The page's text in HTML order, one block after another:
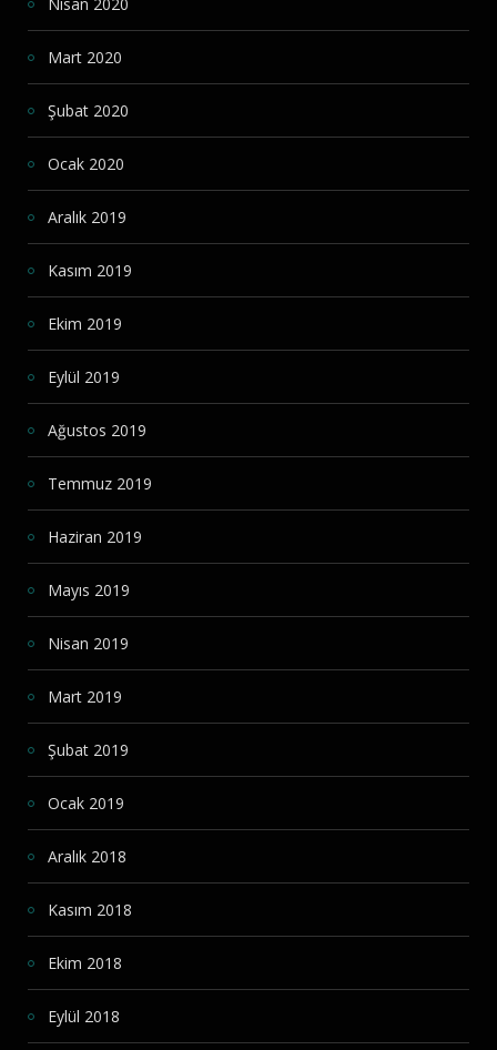
Mart 2020
Şubat 2020
Ocak 2020
Aralık 2019
Kasım 2019
Ekim 2019
Eylül 2019
Ağustos 2019
Temmuz 2019
Haziran 2019
Mayıs 2019
Nisan 2019
Mart 2019
Şubat 2019
Ocak 2019
Aralık 2018
Kasım 2018
Ekim 2018
Eylül 2018